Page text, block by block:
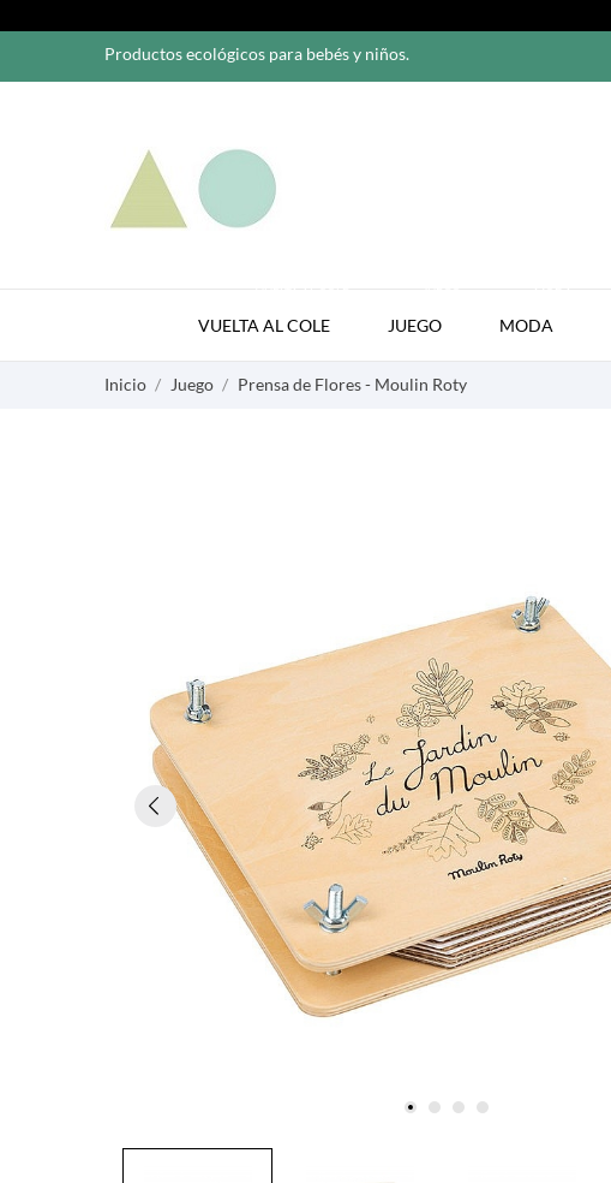
Productos ecológicos para bebés y niños.
VUELTA AL COLE JUEGO MODA
Inicio Juego Prensa de Flores - Moulin Roty